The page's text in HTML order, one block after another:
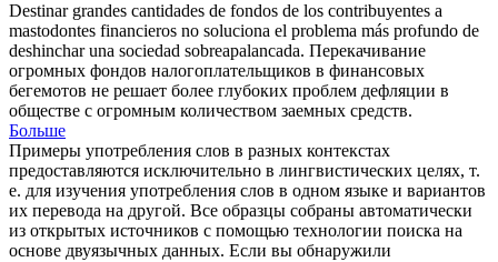
Destinar grandes cantidades de fondos de los contribuyentes a
mastodontes financieros no soluciona el problema más profundo de
deshincharuna sociedad sobreapalancada. Перекачивание
огромных фондов налогоплательщиков в финансовых
бегемотов не решает более глубоких проблем дефляции в
обществе с огромным количеством заемных средств.
Больше
Примеры употребления слов в разных контекстах
предоставляются исключительно в лингвистических целях, т.
е. для изучения употребления слов в одном языке и вариантов
их перевода на другой. Все образцы собраны автоматически
из открытых источников с помощью технологии поиска на
основе двуязычных данных. Если вы обнаружили